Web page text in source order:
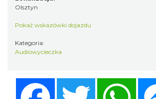
Olsztyn
Pokaż wskazówki dojazdu
Kategoria:
Audiowycieczka
Twitter